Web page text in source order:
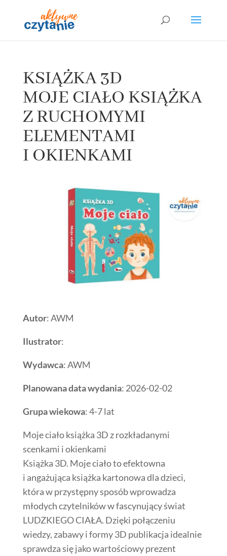
KSIĄŻKA 3D
MOJE CIAŁO KSIĄŻKA
Z RUCHOMYMI
ELEMENTAMI
I OKIENKAMI
Autor: AWM
Ilustrator:
Wydawca: AWM
Planowana data wydania: 2026-02-02
Grupa wiekowa: 4-7 lat
Moje ciało książka 3D z rozkładanymi
scenkami i okienkami
Książka 3D. Moje ciało to efektowna
i angażująca książka kartonowa dla dzieci,
która w przystępny sposób wprowadza
młodych czytelników w fascynujący świat
LUDZKIEGO CIAŁA. Dzięki połączeniu
wiedzy, zabawy i formy 3D publikacja idealnie
sprawdza się jako wartościowy prezent